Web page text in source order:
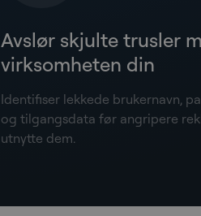
Avslør skjulte trusler
virksomheten din
Identifiser lekkede brukernavn,
og tilgangsdata før angripere
utnytte dem.